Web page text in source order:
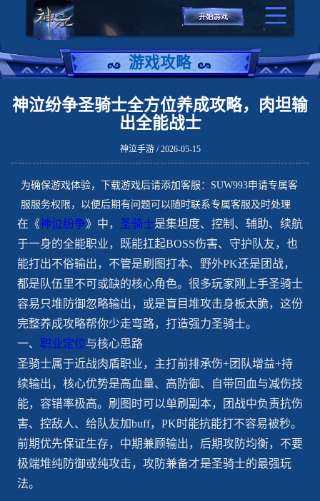
游戏攻略
神泣纷争圣骑士全方位养成攻略，肉坦输
出全能战士
神泣手游 / 2026-05-15
为确保游戏体验，下载游戏后请添加客服：SUW993申请专属客
服服务权限，以便后期有问题可以随时联系专属客服及时处理
在《神泣纷争》中， 圣骑士是集坦度、控制、辅助、续航
于一身的全能职业，既能扛起BOSS伤害、守护队友，也
能打出不俗输出，不管是刷图打本、野外PK还是团战，
都是队伍里不可或缺的核心角色。很多玩家刚上手圣骑士
容易只堆防御忽略输出，或是盲目堆攻击身板太脆，这份
完整养成攻略帮你少走弯路，打造强力圣骑士。
一、 职业定位与核心思路
圣骑士属于近战肉盾职业，主打前排承伤+团队增益+持
续输出，核心优势是高血量、高防御、自带回血与减伤技
能，容错率极高。刷图时可以单刷副本，团战中负责抗伤
害、控敌人、给队友加buff，PK时能抗能打不容易被秒。
前期优先保证生存，中期兼顾输出，后期攻防均衡，不要
极端堆纯防御或纯攻击，攻防兼备才是圣骑士的最强玩
法。